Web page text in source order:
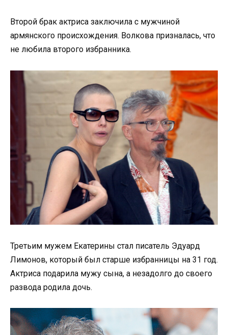
Второй брак актриса заключила с мужчиной
армянского происхождения. Волкова призналась, что
не любила второго избранника.
Третьим мужем Екатерины стал писатель Эдуард
Лимонов, который был старше избранницы на 31 год.
Актриса подарила мужу сына, а незадолго до своего
развода родила дочь.